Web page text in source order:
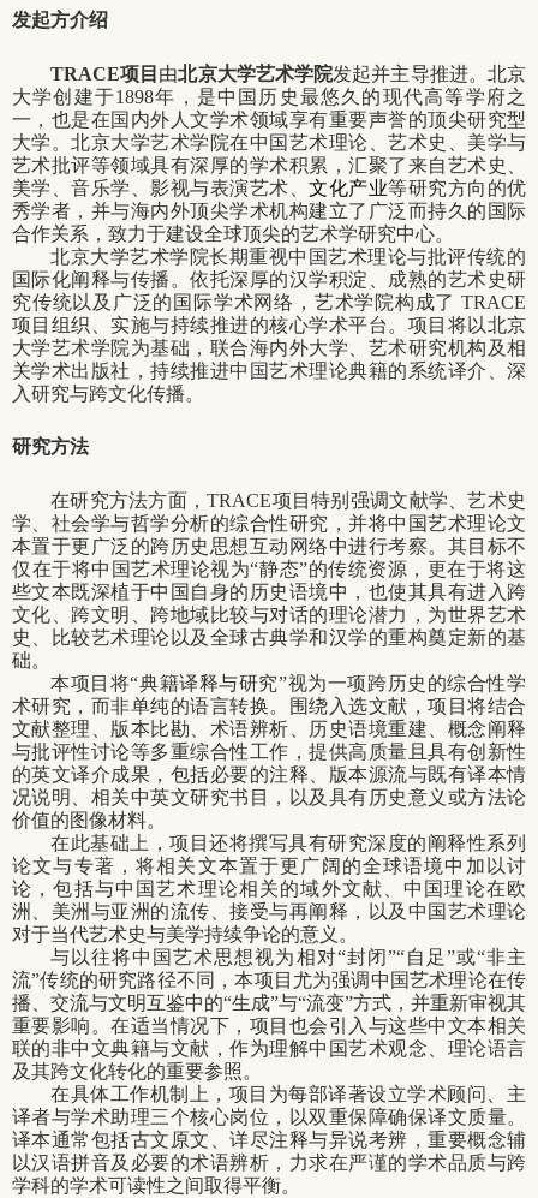
发起方介绍
TRACE项目 由北京大学艺术学院发起并主导推进。北京
大学创建于1898年，是中国历史最悠久的现代高等学府之
一，也是在国内外人文学术领域享有重要声誉的顶尖研究型
大学。北京大学艺术学院在中国艺术理论、艺术史、美学与
艺术批评等领域具有深厚的学术积累，汇聚了来自艺术史、
美学、音乐学、影视与表演艺术、文化产业等研究方向的优
秀学者，并与海内外顶尖学术机构建立了广泛而持久的国际
合作关系，致力于建设全球顶尖的艺术学研究中心。
北京大学艺术学院长期重视中国艺术理论与批评传统的
国际化阐释与传播。依托深厚的汉学积淀、成熟的艺术史研
究传统以及广泛的国际学术网络，艺术学院构成了 TRACE
项目组织、实施与持续推进的核心学术平台。项目将以北京
大学艺术学院为基础，联合海内外大学、艺术研究机构及相
关学术出版社，持续推进中国艺术理论典籍的系统译介、深
入研究与跨文化传播。
研究方法
在研究方法方面，TRACE项目特别强调文献学、艺术史
学、社会学与哲学分析的综合性研究，并将中国艺术理论文
本置于更广泛的跨历史思想互动网络中进行考察。其目标不
仅在于将中国艺术理论视为“静态”的传统资源，更在于将这
些文本既深植于中国自身的历史语境中，也使其具有进入跨
文化、跨文明、跨地域比较与对话的理论潜力，为世界艺术
史、比较艺术理论以及全球古典学和汉学的重构奠定新的基
础。
本项目将“典籍译释与研究”视为一项跨历史的综合性学
术研究，而非单纯的语言转换。围绕入选文献，项目将结合
文献整理、版本比勘、术语辨析、历史语境重建、概念阐释
与批评性讨论等多重综合性工作，提供高质量且具有创新性
的英文译介成果，包括必要的注释、版本源流与既有译本情
况说明、相关中英文研究书目，以及具有历史意义或方法论
价值的图像材料。
在此基础上，项目还将撰写具有研究深度的阐释性系列
论文与专著，将相关文本置于更广阔的全球语境中加以讨
论，包括与中国艺术理论相关的域外文献、中国理论在欧
洲、美洲与亚洲的流传、接受与再阐释，以及中国艺术理论
对于当代艺术史与美学持续争论的意义。
与以往将中国艺术思想视为相对“封闭”“自足”或“非主
流”传统的研究路径不同，本项目尤为强调中国艺术理论在传
播、交流与文明互鉴中的“生成”与“流变”方式，并重新审视其
重要影响。在适当情况下，项目也会引入与这些中文本相关
联的非中文典籍与文献，作为理解中国艺术观念、理论语言
及其跨文化转化的重要参照。
在具体工作机制上，项目为每部译著设立学术顾问、主
译者与学术助理三个核心岗位，以双重保障确保译文质量。
译本通常包括古文原文、详尽注释与异说考辨，重要概念辅
以汉语拼音及必要的术语辨析，力求在严谨的学术品质与跨
学科的学术可读性之间取得平衡。